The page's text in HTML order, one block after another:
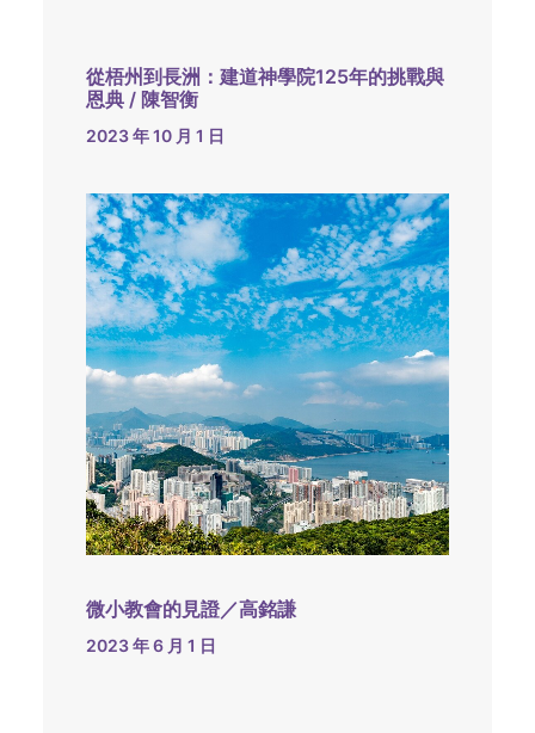
從梧州到長洲：建道神學院125年的挑戰與
恩典 / 陳智衡
2023 年 10 月 1 日
微小教會的見證／高銘謙
2023 年 6 月 1 日